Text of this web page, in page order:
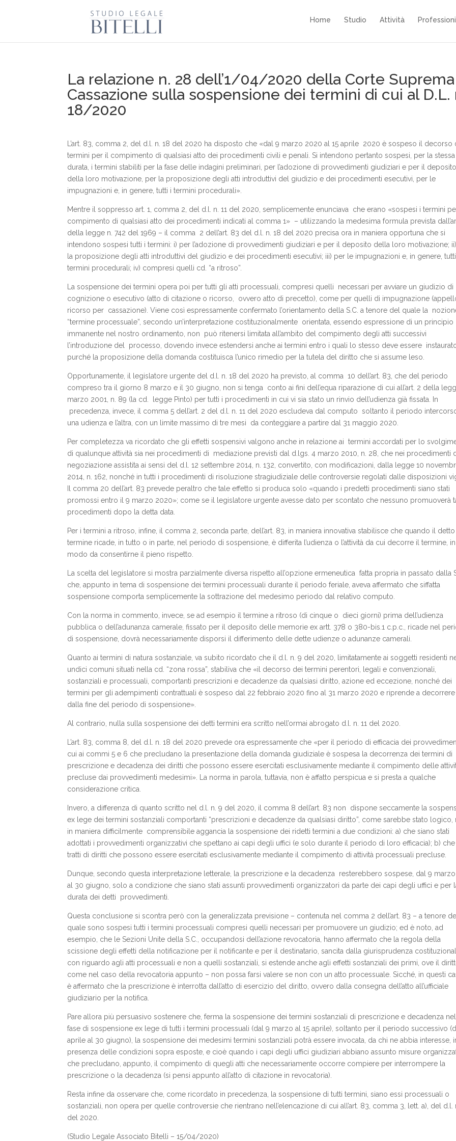
Home Studio Attività
La relazione n. 28 dell’1/04/2020 della Corte
Cassazione sulla sospensione dei termini di cui al D.L.
18/2020
L’art. 83, comma 2, del d.l. n. 18 del 2020 ha disposto che «dal 9 marzo 2020 al 15 aprile 2020 è sospeso il decorso
termini per il compimento di qualsiasi atto dei procedimenti civili e penali. Si intendono pertanto sospesi, per la stessa
durata, i termini stabiliti per la fase delle indagini preliminari, per l’adozione di provvedimenti giudiziari e per il deposito
della loro motivazione, per la proposizione degli atti introduttivi del giudizio e dei procedimenti esecutivi, per le
impugnazioni e, in genere, tutti i termini procedurali».
Mentre il soppresso art. 1, comma 2, del d.l. n. 11 del 2020, semplicemente enunciava che erano «sospesi i termini
compimento di qualsiasi atto dei procedimenti indicati al comma 1» – utilizzando la medesima formula prevista
della legge n. 742 del 1969 – il comma 2 dell’art. 83 del d.l. n. 18 del 2020 precisa ora in maniera opportuna che si
intendono sospesi tutti i termini: i) per l’adozione di provvedimenti giudiziari e per il deposito della loro motivazione;
la proposizione degli atti introduttivi del giudizio e dei procedimenti esecutivi; iii) per le impugnazioni e, in genere,
termini procedurali; iv) compresi quelli cd. “a ritroso”.
La sospensione dei termini opera poi per tutti gli atti processuali, compresi quelli necessari per avviare un giudizio di
cognizione o esecutivo (atto di citazione o ricorso, ovvero atto di precetto), come per quelli di impugnazione
ricorso per cassazione). Viene così espressamente confermato l’orientamento della S.C. a tenore del quale la
“termine processuale”, secondo un’interpretazione costituzionalmente orientata, essendo espressione di un principio
immanente nel nostro ordinamento, non può ritenersi limitata all’ambito del compimento degli atti successivi
l’introduzione del processo, dovendo invece estendersi anche ai termini entro i quali lo stesso deve essere
purché la proposizione della domanda costituisca l’unico rimedio per la tutela del diritto che si assume leso.
Opportunamente, il legislatore urgente del d.l. n. 18 del 2020 ha previsto, al comma 10 dell’art. 83, che del periodo
compreso tra il giorno 8 marzo e il 30 giugno, non si tenga conto ai fini dell’equa riparazione di cui all’art. 2 della
marzo 2001, n. 89 (la cd. legge Pinto) per tutti i procedimenti in cui vi sia stato un rinvio dell’udienza già fissata. In
precedenza, invece, il comma 5 dell’art. 2 del d.l. n. 11 del 2020 escludeva dal computo soltanto il periodo
una udienza e l’altra, con un limite massimo di tre mesi da conteggiare a partire dal 31 maggio 2020.
Per completezza va ricordato che gli effetti sospensivi valgono anche in relazione ai termini accordati per lo
di qualunque attività sia nei procedimenti di mediazione previsti dal d.lgs. 4 marzo 2010, n. 28, che nei procedimenti
negoziazione assistita ai sensi del d.l. 12 settembre 2014, n. 132, convertito, con modificazioni, dalla legge 10
2014, n. 162, nonché in tutti i procedimenti di risoluzione stragiudiziale delle controversie regolati dalle disposizioni
Il comma 20 dell’art. 83 prevede peraltro che tale effetto si produca solo «quando i predetti procedimenti siano stati
promossi entro il 9 marzo 2020»; come se il legislatore urgente avesse dato per scontato che nessuno promuoverà
procedimenti dopo la detta data.
Per i termini a ritroso, infine, il comma 2, seconda parte, dell’art. 83, in maniera innovativa stabilisce che quando il detto
termine ricade, in tutto o in parte, nel periodo di sospensione, è differita l’udienza o l’attività da cui decorre il termine, in
modo da consentirne il pieno rispetto.
La scelta del legislatore si mostra parzialmente diversa rispetto all’opzione ermeneutica fatta propria in passato dalla
che, appunto in tema di sospensione dei termini processuali durante il periodo feriale, aveva affermato che siffatta
sospensione comporta semplicemente la sottrazione del medesimo periodo dal relativo computo.
Con la norma in commento, invece, se ad esempio il termine a ritroso (di cinque o dieci giorni) prima dell’udienza
pubblica o dell’adunanza camerale, fissato per il deposito delle memorie ex artt. 378 o 380-bis.1 c.p.c., ricade nel
di sospensione, dovrà necessariamente disporsi il differimento delle dette udienze o adunanze camerali.
Quanto ai termini di natura sostanziale, va subito ricordato che il d.l. n. 9 del 2020, limitatamente ai soggetti residenti
undici comuni situati nella cd. “zona rossa”, stabiliva che «il decorso dei termini perentori, legali e convenzionali,
sostanziali e processuali, comportanti prescrizioni e decadenze da qualsiasi diritto, azione ed eccezione, nonché dei
termini per gli adempimenti contrattuali è sospeso dal 22 febbraio 2020 fino al 31 marzo 2020 e riprende a decorrere
dalla fine del periodo di sospensione».
Al contrario, nulla sulla sospensione dei detti termini era scritto nell’ormai abrogato d.l. n. 11 del 2020.
L’art. 83, comma 8, del d.l. n. 18 del 2020 prevede ora espressamente che «per il periodo di efficacia dei
cui ai commi 5 e 6 che precludano la presentazione della domanda giudiziale è sospesa la decorrenza dei termini di
prescrizione e decadenza dei diritti che possono essere esercitati esclusivamente mediante il compimento delle
precluse dai provvedimenti medesimi». La norma in parola, tuttavia, non è affatto perspicua e si presta a qualche
considerazione critica.
Invero, a differenza di quanto scritto nel d.l. n. 9 del 2020, il comma 8 dell’art. 83 non dispone seccamente la
ex lege dei termini sostanziali comportanti “prescrizioni e decadenze da qualsiasi diritto”, come sarebbe stato logico,
in maniera difficilmente comprensibile aggancia la sospensione dei ridetti termini a due condizioni: a) che siano stati
adottati i provvedimenti organizzativi che spettano ai capi degli uffici (e solo durante il periodo di loro efficacia); b) che
tratti di diritti che possono essere esercitati esclusivamente mediante il compimento di attività processuali precluse.
Dunque, secondo questa interpretazione letterale, la prescrizione e la decadenza resterebbero sospese, dal 9
al 30 giugno, solo a condizione che siano stati assunti provvedimenti organizzatori da parte dei capi degli uffici e per
durata dei detti provvedimenti.
Questa conclusione si scontra però con la generalizzata previsione – contenuta nel comma 2 dell’art. 83 – a tenore del
quale sono sospesi tutti i termini processuali compresi quelli necessari per promuovere un giudizio; ed è noto, ad
esempio, che le Sezioni Unite della S.C., occupandosi dell’azione revocatoria, hanno affermato che la regola della
scissione degli effetti della notificazione per il notificante e per il destinatario, sancita dalla giurisprudenza
con riguardo agli atti processuali e non a quelli sostanziali, si estende anche agli effetti sostanziali dei primi, ove il
come nel caso della revocatoria appunto – non possa farsi valere se non con un atto processuale. Sicché, in questi
è affermato che la prescrizione è interrotta dall’atto di esercizio del diritto, ovvero dalla consegna dell’atto all’ufficiale
giudiziario per la notifica.
Pare allora più persuasivo sostenere che, ferma la sospensione dei termini sostanziali di prescrizione e decadenza
fase di sospensione ex lege di tutti i termini processuali (dal 9 marzo al 15 aprile), soltanto per il periodo successivo
aprile al 30 giugno), la sospensione dei medesimi termini sostanziali potrà essere invocata, da chi ne abbia interesse,
presenza delle condizioni sopra esposte, e cioè quando i capi degli uffici giudiziari abbiano assunto misure
che precludano, appunto, il compimento di quegli atti che necessariamente occorre compiere per interrompere la
prescrizione o la decadenza (si pensi appunto all’atto di citazione in revocatoria).
Resta infine da osservare che, come ricordato in precedenza, la sospensione di tutti termini, siano essi processuali o
sostanziali, non opera per quelle controversie che rientrano nell’elencazione di cui all’art. 83, comma 3, lett. a), del d.l.
del 2020.
(Studio Legale Associato Bitelli – 15/04/2020)